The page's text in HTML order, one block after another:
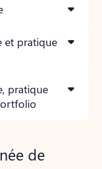
et pratique
pratique
de